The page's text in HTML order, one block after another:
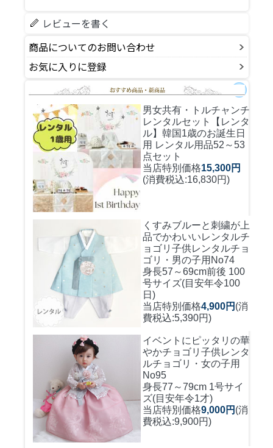
レビューを書く
商品についてのお問い合わせ
お気に入りに登録
男女共有・トルチャンチ
レンタルセット
【レンタ
ル】韓国1歳のお誕生日
用 レンタル用品52～53
点セット
当店特別価格15,300円
(消費税込:16,830円)
くすみブルーと刺繍が上
品でかわいいレンタルチ
ョゴリ 子供レンタルチョ
ゴリ・男の子用No74
身長57～69cm前後 100
号サイズ(目安年令100
日)
当店特別価格4,900円 (消
費税込:5,390円)
イベントにピッタリの華
やかチョゴリ 子供レンタ
ルチョゴリ・女の子用
No95
身長77～79cm 1号サイ
ズ(目安年令1才)
当店特別価格9,000円 (消
費税込:9,900円)